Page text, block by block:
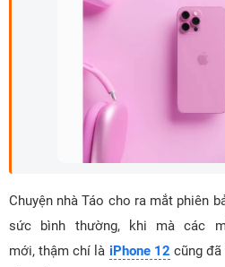
Chuyện nhà Táo cho ra mắt phiên
sức bình thường, khi mà các
mới, thậm chí là iPhone 12 cũng